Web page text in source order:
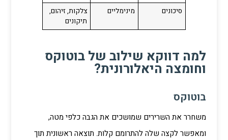
סיכונים מינימליים
צלקות, זיהום,
תיקונים
למה דווקא שילוב של בוטוקס
וחומצה היאלורונית?
בוטוקס
משחרר את השרירים שמושכים את הגבה כלפי מטה,
ומאפשר לקצה שלה להתרומם קלות. תוצאה ראשונית תוך